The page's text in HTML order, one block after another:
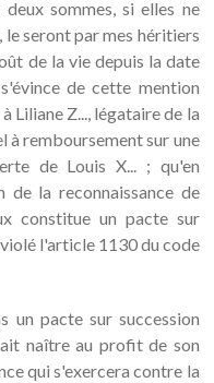
sommes, si elles ne
le seront par mes héritiers
de la vie depuis la date
de cette mention
Liliane Z..., légataire de la
remboursement sur une
de Louis X... ; qu'en
la reconnaissance de
constitue un pacte sur
l'article 1130 du code
un pacte sur succession
naître au profit de son
qui s'exercera contre la